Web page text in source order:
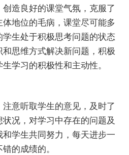
造良好的课堂气氛，克服了
地位的毛病，课堂尽可能多
生处于积极思考问题的状态
思维方式解决新问题，积极
学习的积极性和主动性。
意听取学生的意见，及时了
况，对学习中存在的问题及
学生共同努力，每天进步一
的成绩的。